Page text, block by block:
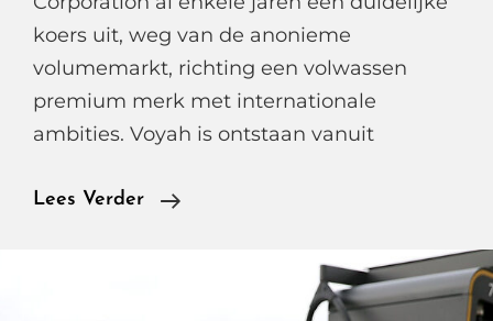
koers uit, weg van de anonieme
volumemarkt, richting een volwassen
premium merk met internationale
ambities. Voyah is ontstaan vanuit
Lees Verder
Voyah